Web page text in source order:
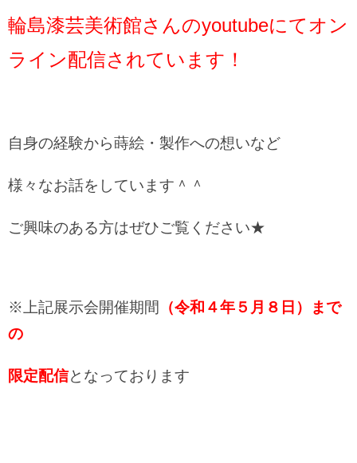
輪島漆芸美術館さんのyoutubeにてオン
ライン配信されています！
自身の経験から蒔絵・製作への想いなど
様々なお話をしています＾＾
ご興味のある方はぜひご覧ください★
※上記展示会開催期間
（令和４年５月８日）まで
の
限定配信となっております